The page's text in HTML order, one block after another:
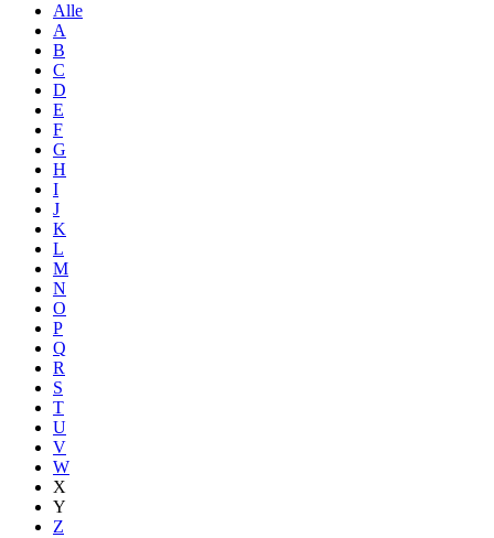
Alle
A
B
C
D
E
F
G
H
I
J
K
L
M
N
O
P
Q
R
S
T
U
V
W
X
Y
Z